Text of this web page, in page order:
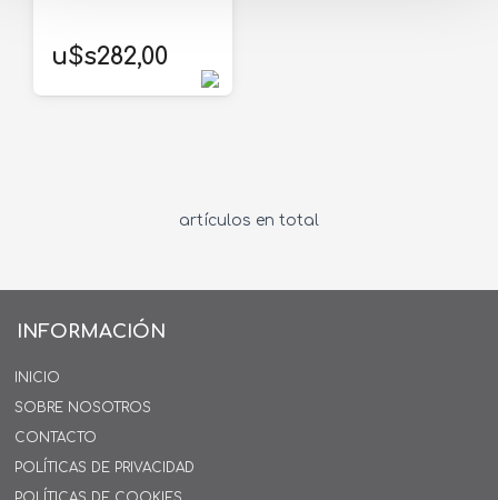
u$s282,00
artículos en total
INFORMACIÓN
INICIO
SOBRE NOSOTROS
CONTACTO
POLÍTICAS DE PRIVACIDAD